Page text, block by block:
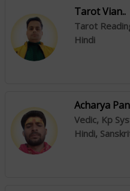
Tarot Vian..
Tarot
Hindi
Acharya
Vedic, Kp
Hindi,